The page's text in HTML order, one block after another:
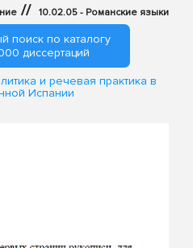
// 10.02.05 - Романские языки
поиск по каталогу
диссертаций
и речевая практика в
Испании